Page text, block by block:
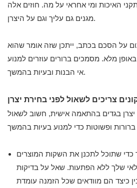
האיכות ומי אחראי על מה. חוזים אלה
מגנים גם עליך וגם על היצרן.
על הסכם בכתב, ייתכן שזה אומר שהוא
מלא. מסמכים ברורים עוזרים למנוע
אי הבנות ובעיות בהמשך.
בגדים בהתאמה אישית, חשוב לשאול
כדי שתוכל לתכנן את השקות המוצרים
שלך ללא הפתעות. שאל על בדיקות
כיצד הם מוודאים שכל הזמנה עומדת